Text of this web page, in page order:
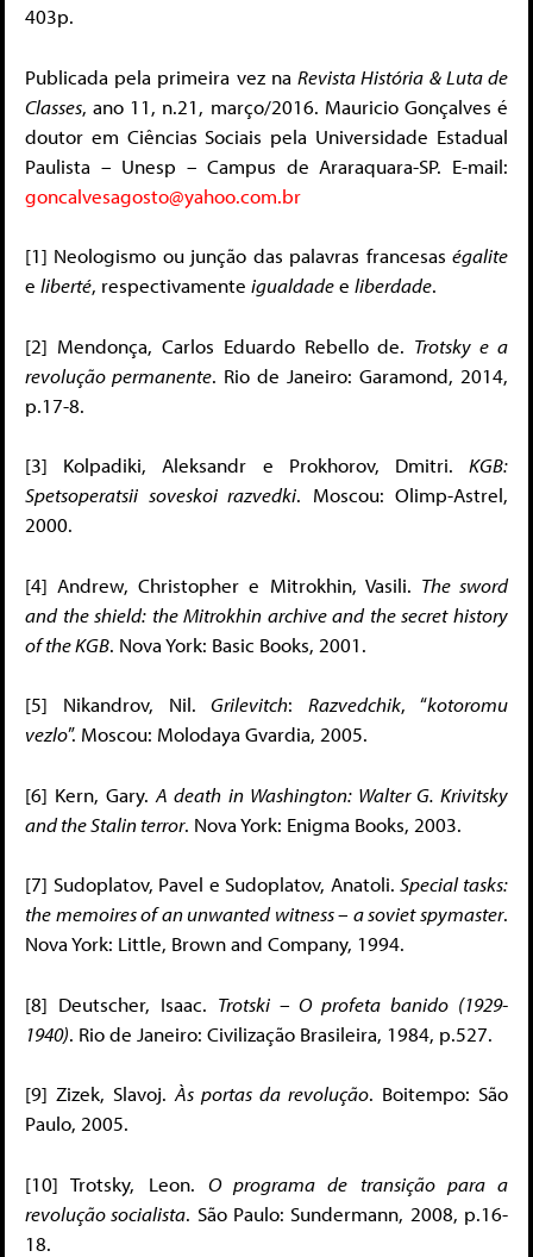
403p.
Publicada pela primeira vez naRevista História & Luta de
Classes, ano 11, n.21, março/2016. Mauricio Gonçalves é
doutor em Ciências Sociais pela Universidade Estadual
Paulista – Unesp – Campus de Araraquara-SP. E-mail:
goncalvesagosto@yahoo.com.br
[1] Neologismo ou junção das palavras francesas égalite
e liberté, respectivamente igualdadee liberdade.
[2] Mendonça, Carlos Eduardo Rebello de. Trotsky e a
revolução permanente. Rio de Janeiro: Garamond, 2014,
p.17-8.
[3] Kolpadiki, Aleksandr e Prokhorov, Dmitri. KGB:
Spetsoperatsii soveskoi razvedki. Moscou: Olimp-Astrel,
2000.
[4] Andrew, Christopher e Mitrokhin, Vasili. The sword
and the shield: the Mitrokhin archive and the secret history
of the KGB. Nova York: Basic Books, 2001.
[5] Nikandrov, Nil.Grilevitch:Razvedchik, “kotoromu
vezlo”. Moscou: Molodaya Gvardia, 2005.
[6] Kern, Gary.A death in Washington: Walter G. Krivitsky
and the Stalin terror. Nova York: Enigma Books, 2003.
[7] Sudoplatov, Pavel e Sudoplatov, Anatoli.Special tasks:
the memoires of an unwanted witness – a soviet spymaster.
Nova York: Little, Brown and Company, 1994.
[8] Deutscher, Isaac. Trotski – O profeta banido (1929-
1940). Rio de Janeiro: Civilização Brasileira, 1984, p.527.
[9] Zizek, Slavoj.Às portas da revolução. Boitempo: São
Paulo, 2005.
[10] Trotsky, Leon. O programa de transição para a
revolução socialista. São Paulo: Sundermann, 2008, p.16-
18.